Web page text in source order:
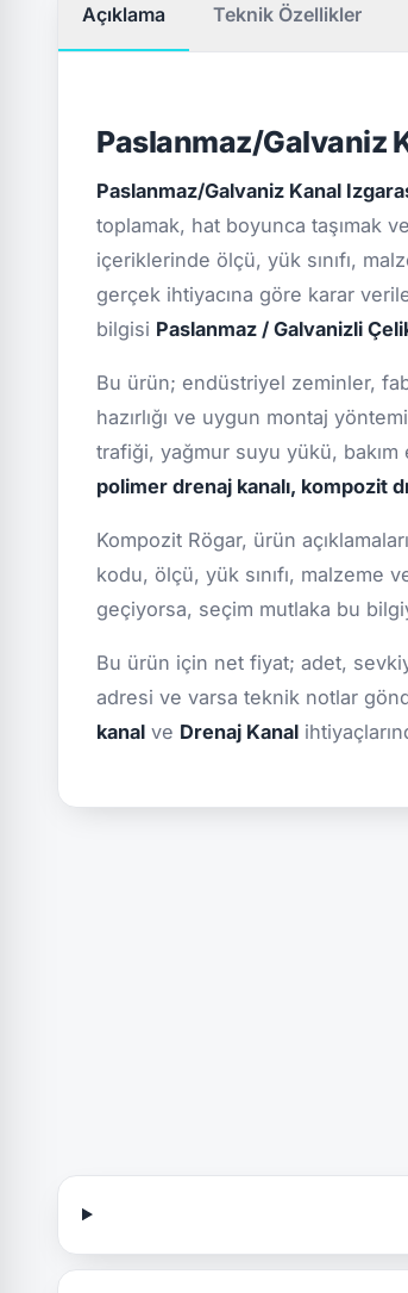
Açıklama Teknik Özellikler
Paslanmaz/Galvaniz
Paslanmaz/Galvaniz Kanal
toplamak, hat boyunca taşımak
içeriklerinde ölçü, yük sınıfı,
gerçek ihtiyacına göre karar
bilgisi Paslanmaz / Galvanizli
Bu ürün; endüstriyel zeminler,
hazırlığı ve uygun montaj
trafiği, yağmur suyu yükü,
polimer drenaj kanalı, kompozit
Kompozit Rögar, ürün
kodu, ölçü, yük sınıfı, malzeme
geçiyorsa, seçim mutlaka bu
Bu ürün için net fiyat; adet,
adresi ve varsa teknik notlar
kanal ve Drenaj Kanal